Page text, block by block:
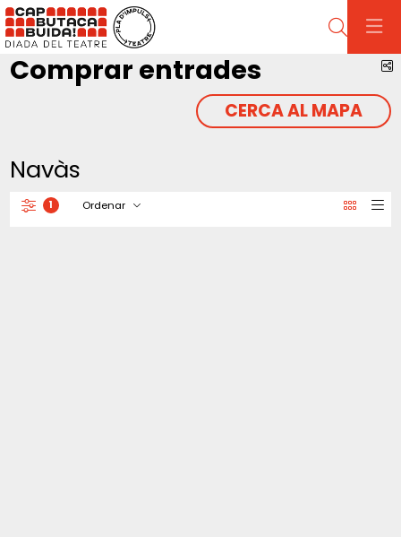
Cerca
Comprar entrades
CERCA AL MAPA
Navàs
Filtrar
1 Ordenar